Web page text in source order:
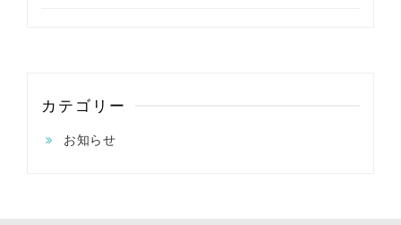
カテゴリー
お知らせ